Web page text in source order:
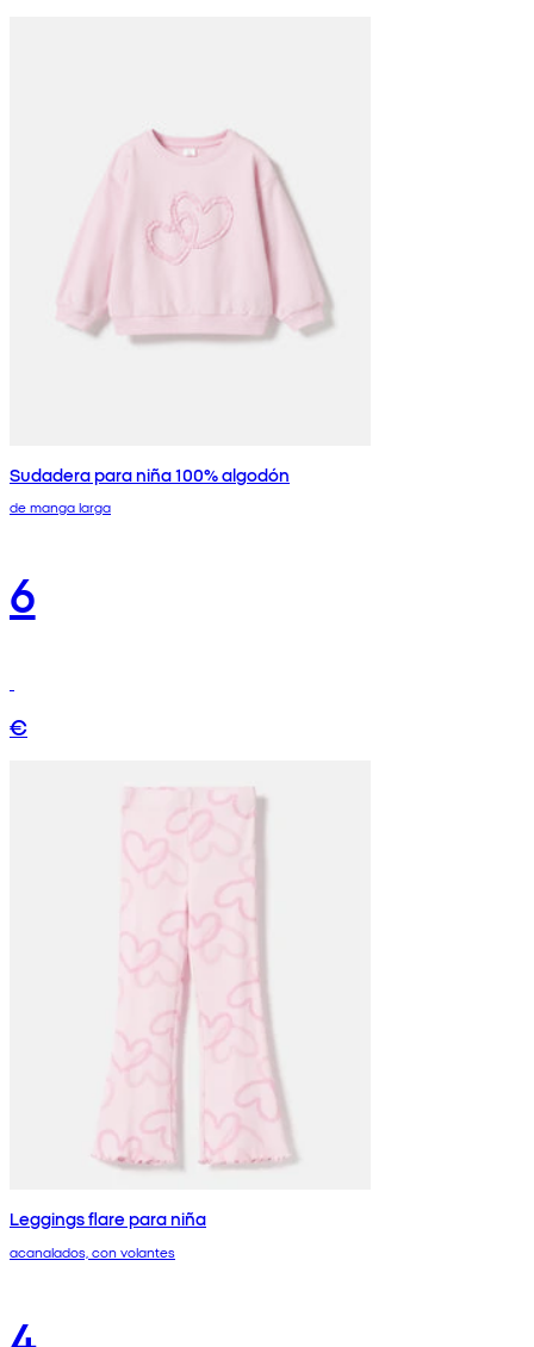
Sudadera para niña 100% algodón
de manga larga
6
€
Leggings flare para niña
acanalados, con volantes